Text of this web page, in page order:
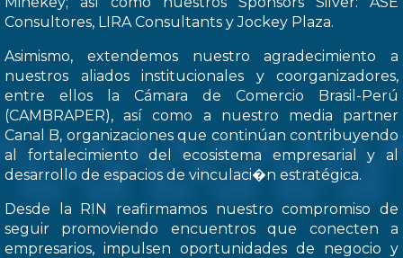
Consultores, LIRA Consultants y Jockey Plaza.
Asimismo, extendemos nuestro agradecimiento a
nuestros aliados institucionales y coorganizadores,
entre ellos la Cámara de Comercio Brasil-Perú
(CAMBRAPER), así como a nuestro media partner
Canal B, organizaciones que continúan contribuyendo
al fortalecimiento del ecosistema empresarial y al
desarrollo de espacios de vinculaci�n estratégica.
Desde la RIN reafirmamos nuestro compromiso de
seguir promoviendo encuentros que conecten a
empresarios, impulsen oportunidades de negocio y